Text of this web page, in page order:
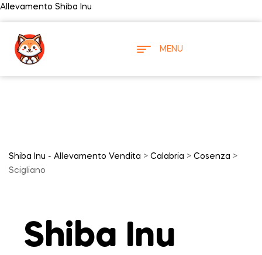
Allevamento Shiba Inu
MENU
Shiba Inu - Allevamento Vendita > Calabria > Cosenza >
Scigliano
Shiba Inu